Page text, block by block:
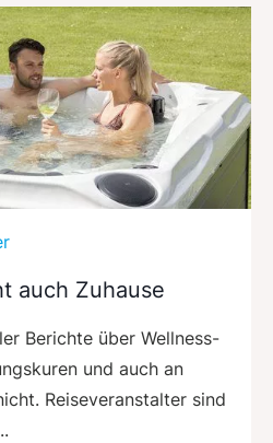
auch Zuhause
Berichte über Wellness-
und auch an
Reiseveranstalter sind